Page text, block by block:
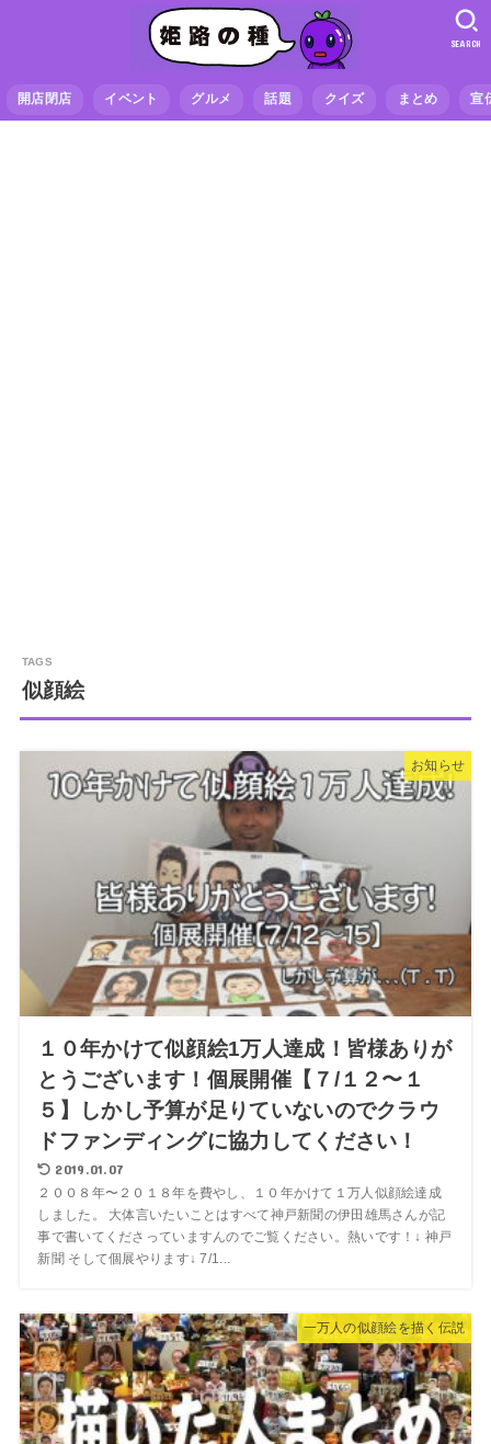
開店閉店 イベント グルメ 話題 クイズ まとめ 宣
SEARCH
似顔絵
お知らせ
１０年かけて似顔絵1万人達成！皆様ありが
とうございます！個展開催【７/１２〜１
５】しかし予算が足りていないのでクラウ
ドファンディングに協力してください！
2019.01.07
２００８年〜２０１８年を費やし、１０年かけて１万人似顔絵達成
しました。 大体言いたいことはすべて神戸新聞の伊田雄馬さんが記
事で書いてくださっていますんのでご覧ください。熱いです！↓ 神戸
新聞 そして個展やります↓ 7/1...
一万人の似顔絵を描く伝説